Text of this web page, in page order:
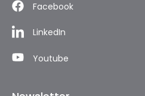
Facebook
LinkedIn
Youtube